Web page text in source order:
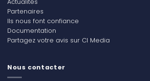
Actualités
Partenaires
Ils nous font confiance
Documentation
Partagez votre avis sur CI Media
Nous contacter